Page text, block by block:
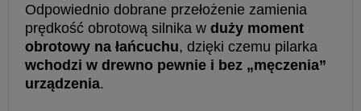
Odpowiednio dobrane przełożenie zamienia
prędkość obrotową silnika w duży moment
obrotowy na łańcuchu, dzięki czemu pilarka
wchodzi w drewno pewnie i bez „męczenia”
urządzenia.